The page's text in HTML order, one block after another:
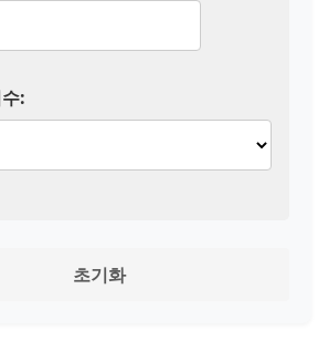
:
초기화